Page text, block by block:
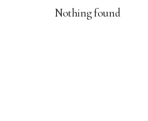
Nothing found